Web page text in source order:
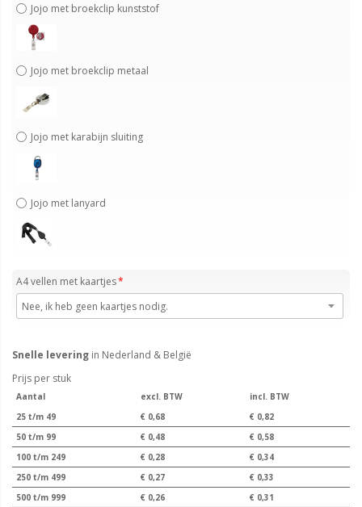
Jojo met broekclip kunststof
Jojo met broekclip metaal
Jojo met karabijn sluiting
Jojo met lanyard
A4 vellen met kaartjes
Snelle levering in Nederland & België
Prijs per stuk
Aantal excl. BTW
incl. BTW
25 t/m 49
€ 0,68
€ 0,82
50 t/m 99
€ 0,48
€ 0,58
100 t/m 249
€ 0,28
€ 0,34
250 t/m 499
€ 0,27
€ 0,33
500 t/m 999
€ 0,26
€ 0,31